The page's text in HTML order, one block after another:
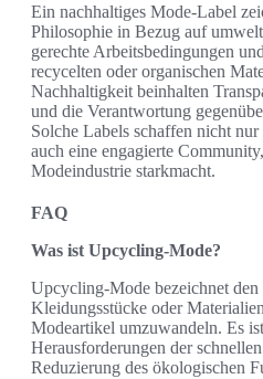
Ein nachhaltiges Mode-Label
Philosophie in Bezug auf
gerechte Arbeitsbedingungen
recycelten oder organischen
Nachhaltigkeit beinhalten
und die Verantwortung
Solche Labels schaffen nicht
auch eine engagierte
Modeindustrie starkmacht.
FAQ
Was ist Upcycling-Mode?
Upcycling-Mode bezeichnet den
Kleidungsstücke oder
Modeartikel umzuwandeln. Es
Herausforderungen der
Reduzierung des ökologischen